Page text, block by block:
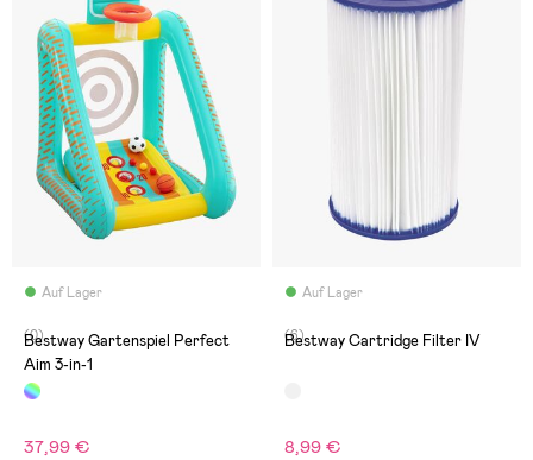
Auf Lager
(0)
Bestway Gartenspiel Perfect
Aim 3-in-1
37,99 €
Auf Lager
(6)
Bestway Cartridge Filter IV
8,99 €